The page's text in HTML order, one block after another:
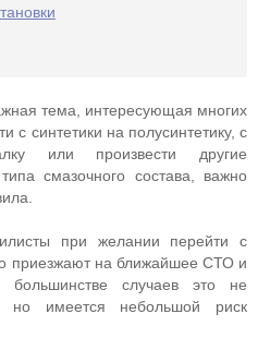
тема, интересующая многих
с синтетики на полусинтетику, с
или произвести другие
смазочного состава, важно
при желании перейти с
приезжают на ближайшее СТО и
случаев это не
но имеется небольшой риск